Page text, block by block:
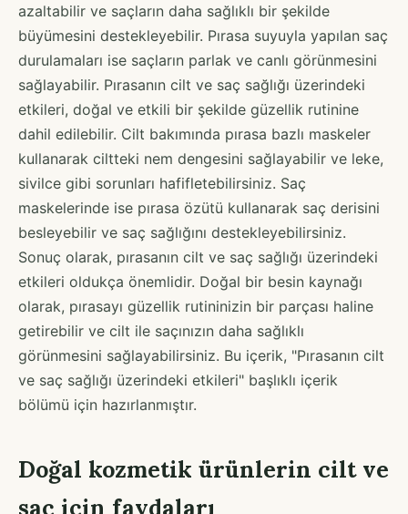
azaltabilir ve saçların daha sağlıklı bir şekilde
büyümesini destekleyebilir. Pırasa suyuyla yapılan saç
durulamaları ise saçların parlak ve canlı görünmesini
sağlayabilir. Pırasanın cilt ve saç sağlığı üzerindeki
etkileri, doğal ve etkili bir şekilde güzellik rutinine
dahil edilebilir. Cilt bakımında pırasa bazlı maskeler
kullanarak ciltteki nem dengesini sağlayabilir ve leke,
sivilce gibi sorunları hafifletebilirsiniz. Saç
maskelerinde ise pırasa özütü kullanarak saç derisini
besleyebilir ve saç sağlığını destekleyebilirsiniz.
Sonuç olarak, pırasanın cilt ve saç sağlığı üzerindeki
etkileri oldukça önemlidir. Doğal bir besin kaynağı
olarak, pırasayı güzellik rutininizin bir parçası haline
getirebilir ve cilt ile saçınızın daha sağlıklı
görünmesini sağlayabilirsiniz. Bu içerik, "Pırasanın cilt
ve saç sağlığı üzerindeki etkileri" başlıklı içerik
bölümü için hazırlanmıştır.
Doğal kozmetik ürünlerin cilt ve
saç için faydaları